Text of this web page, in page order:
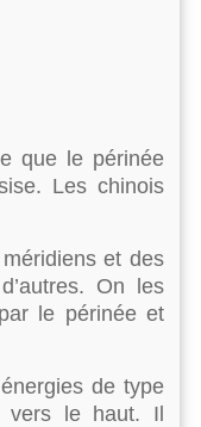
que le périnée
Les chinois
et des
On les
le périnée et
de type
vers le haut. Il